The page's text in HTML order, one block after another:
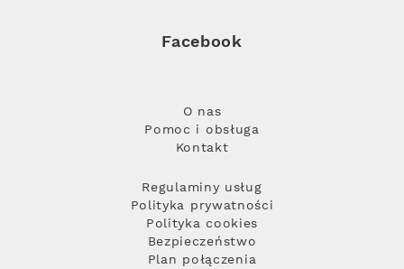
Facebook
O nas
Pomoc i obsługa
Kontakt
Regulaminy usług
Polityka prywatności
Polityka cookies
Bezpieczeństwo
Plan połączenia